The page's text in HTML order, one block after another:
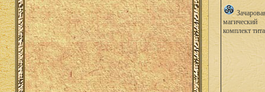
магический
комплект